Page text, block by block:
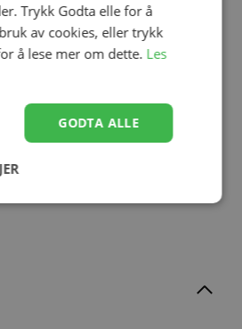
Legg til
Votteklyper, Kattnakken,
Grå, 2pk
Trykk Godta elle for å
av cookies, eller trykk
å lese mer om dette. Les
GODTA ALLE